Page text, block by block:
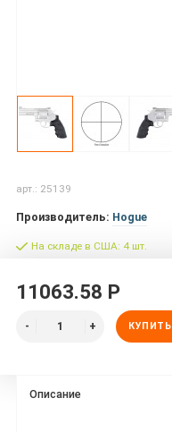
арт.: 25139
Производитель: Hogue
На складе в США: 4 шт.
11063.58 Р
КУПИТЬ
Описание